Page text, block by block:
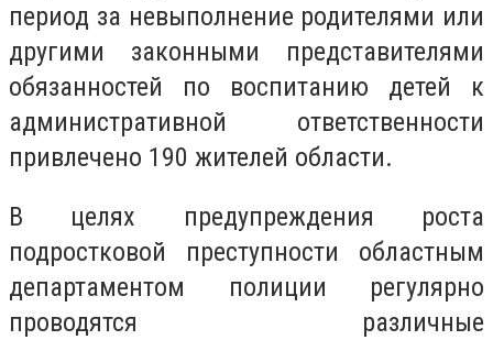
период за невыполнение родителями или
другими законными представителями
обязанностей по воспитанию детей к
административной ответственности
привлечено 190 жителей области.
В целях предупреждения роста
подростковой преступности областным
департаментом полиции регулярно
проводятся различные